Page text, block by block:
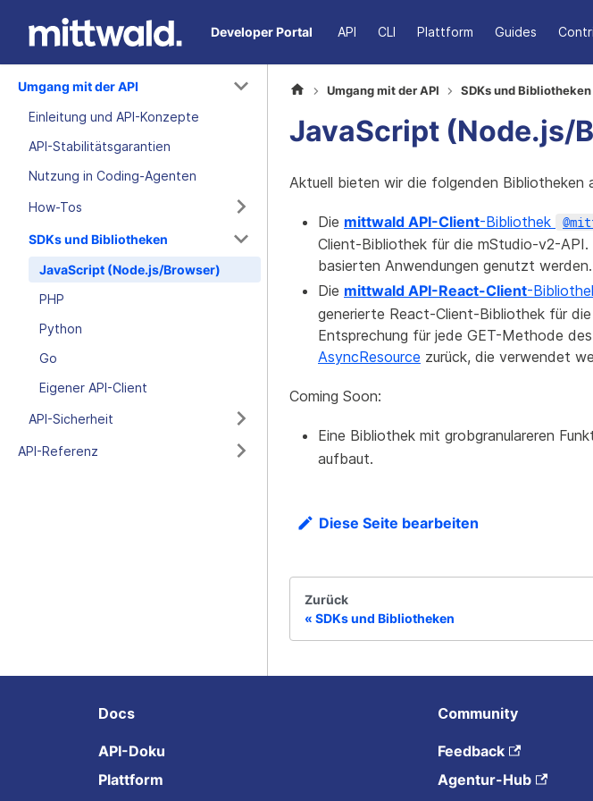
Developer Portal API CLI Plattform Guides
Umgang mit der API
Einleitung und API-Konzepte
API-Stabilitätsgarantien
Nutzung in Coding-Agenten
How-Tos
SDKs und Bibliotheken
JavaScript (Node.js/Browser)
PHP
Python
Go
Eigener API-Client
API-Sicherheit
API-Referenz
Umgang mit der API SDKs und Bibliotheken
JavaScript (Node.js/
Aktuell bieten wir die folgenden Bibliotheken
Die mittwald API-Client-Bibliothek
Client-Bibliothek für die mStudio-v2-
basierten Anwendungen genutzt werden.
Die mittwald API-React-Client-
generierte React-Client-Bibliothek für
Entsprechung für jede GET-Methode
AsyncResource zurück, die verwendet
Coming Soon:
Eine Bibliothek mit grobgranulareren
aufbaut.
Diese Seite bearbeiten
Zurück
SDKs und Bibliotheken
Docs
API-Doku
Plattform
Community
Feedback
Agentur-Hub